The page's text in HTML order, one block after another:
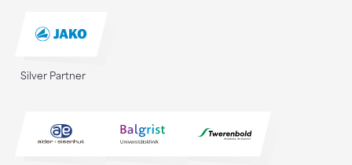
Silver Partner